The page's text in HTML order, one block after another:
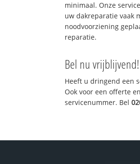
minimaal. Onze
uw dakreparatie vaak
noodvoorziening
reparatie.
Bel nu vrijblijvend!
Heeft u dringend een
Ook voor een offerte
servicenummer. Bel